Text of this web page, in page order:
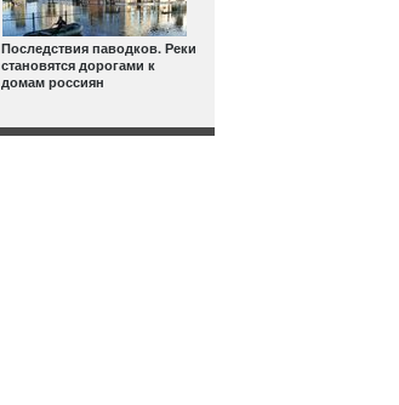
Последствия паводков. Реки
становятся дорогами к
домам россиян